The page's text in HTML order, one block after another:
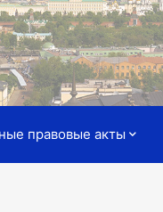
правовые акты